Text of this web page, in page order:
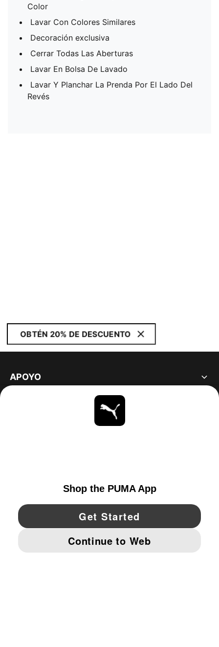
Color
Lavar Con Colores Similares
Decoración exclusiva
Cerrar Todas Las Aberturas
Lavar En Bolsa De Lavado
Lavar Y Planchar La Prenda Por El Lado Del
Revés
OBTÉN 20% DE DESCUENTO
APOYO
YouTube Twitter Pinterest
IMPRINT AND LEGAL DATA